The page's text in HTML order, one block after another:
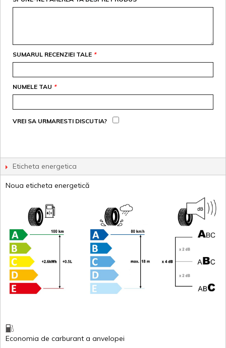
*
SUMARUL RECENZIEI TALE
*
NUMELE TAU
VREI SA URMARESTI DISCUTIA?
Eticheta energetica
Noua eticheta energetică
Economia de carburant a anvelopei